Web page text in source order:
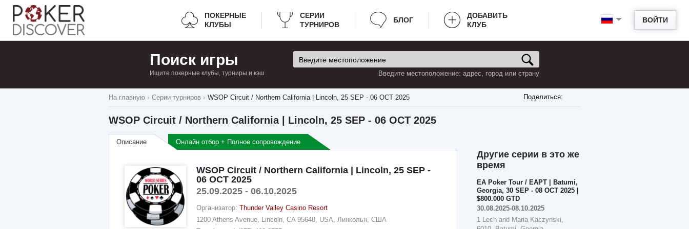
ВОЙТИ
ПОКЕРНЫЕ
КЛУБЫ
СЕРИИ
ТУРНИРОВ
БЛОГ
ДОБАВИТЬ
КЛУБ
Поиск игры
Ищите покерные клубы, турниры и кэш Введите местоположение: адрес, город или страну
Поделиться:
На главную Серии турниров WSOP Circuit / Northern California | Lincoln, 25 SEP - 06 OCT 2025
WSOP Circuit / Northern California | Lincoln, 25 SEP - 06 OCT 2025
Описание Онлайн отбор + Полное сопровождение
WSOP Circuit / Northern California | Lincoln, 25 SEP -
06 OCT 2025
25.09.2025 - 06.10.2025
Организатор: Thunder Valley Casino Resort
1200 Athens Avenue, Lincoln, CA 95648, USA, Линкольн, США
Другие серии в это же
время
EA Poker Tour / EAPT | Batumi,
Georgia, 30 SEP - 08 OCT 2025 |
$800.000 GTD
30.08.2025-08.10.2025
1 Lech and Maria Kaczynski,